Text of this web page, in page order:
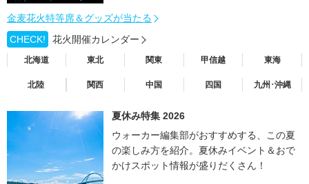
金麦花火特等席＆グッズが当たる
CHECK!
花火開催カレンダー
北海道 東北 関東 甲信越 東海
北陸 関西 中国 四国 九州･沖縄
夏休み特集 2026
ウォーカー編集部がおすすめする、この夏
の楽しみ方を紹介。夏休みイベント＆おで
かけスポット情報が盛りだくさん！